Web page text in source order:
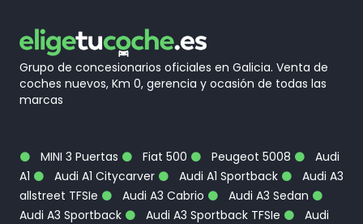
Grupo de concesionarios oficiales en Galicia. Venta de
coches nuevos, Km 0, gerencia y ocasión de todas las
marcas
MINI 3 Puertas Fiat 500 Peugeot 5008
Audi
A1
Audi A1 Citycarver Audi A1 Sportback
Audi A3
allstreet TFSIe
Audi A3 Cabrio
Audi A3 Sedan
Audi A3 Sportback
Audi A3 Sportback TFSIe
Audi